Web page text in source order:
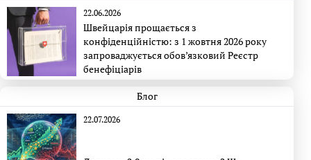
22.06.2026
Швейцарія прощається з
конфіденційністю: з 1 жовтня 2026 року
запроваджується обов’язковий Реєстр
бенефіціарів
Блог
22.07.2026